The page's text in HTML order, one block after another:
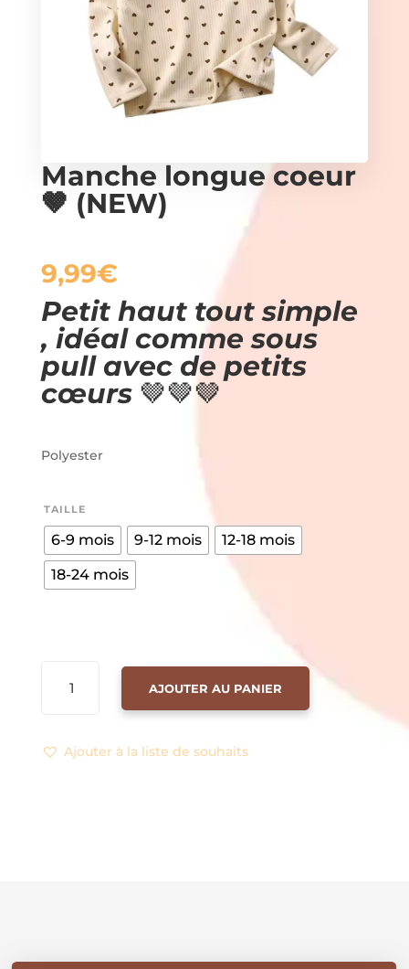
Manche longue coeur
🤎 (NEW)
9,99€
Petit haut tout simple
, idéal comme sous
pull avec de petits
cœurs 🤎🤎🤎
Polyester
TAILLE
6-9 mois 9-12 mois
12-18 mois
18-24 mois
COEUR
AJOUTER AU PANIER
Ajouter à la liste de souhaits